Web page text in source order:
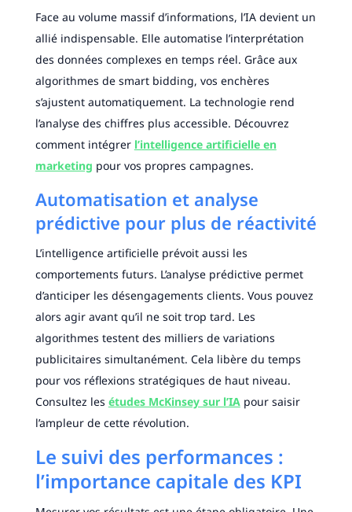
Face au volume massif d’informations, l’IA devient un
allié indispensable. Elle automatise l’interprétation
des données complexes en temps réel. Grâce aux
algorithmes de smart bidding, vos enchères
s’ajustent automatiquement. La technologie rend
l’analyse des chiffres plus accessible. Découvrez
comment intégrer l’intelligence artificielle en
marketing pour vos propres campagnes.
Automatisation et analyse
prédictive pour plus de réactivité
L’intelligence artificielle prévoit aussi les
comportements futurs. L’analyse prédictive permet
d’anticiper les désengagements clients. Vous pouvez
alors agir avant qu’il ne soit trop tard. Les
algorithmes testent des milliers de variations
publicitaires simultanément. Cela libère du temps
pour vos réflexions stratégiques de haut niveau.
Consultez les études McKinsey sur l’IApour saisir
l’ampleur de cette révolution.
Le suivi des performances :
l’importance capitale des KPI